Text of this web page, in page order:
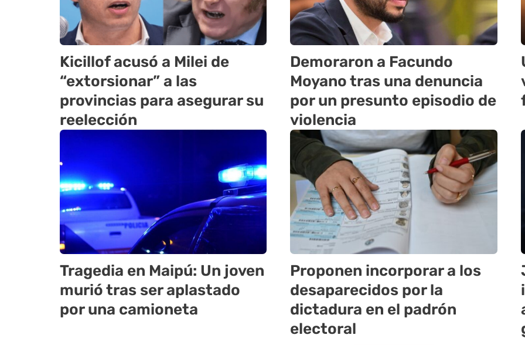
Kicillof acusó a Milei de
“extorsionar” a las
provincias para asegurar su
reelección
Demoraron a Facundo
Moyano tras una denuncia
por un presunto episodio de
violencia
Tragedia en Maipú: Un joven
murió tras ser aplastado
por una camioneta
Proponen incorporar a los
desaparecidos por la
dictadura en el padrón
electoral